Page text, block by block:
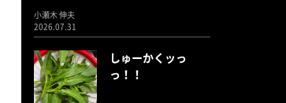
小瀬木 伸夫
2026.07.31
しゅーかくッっ
っ！！